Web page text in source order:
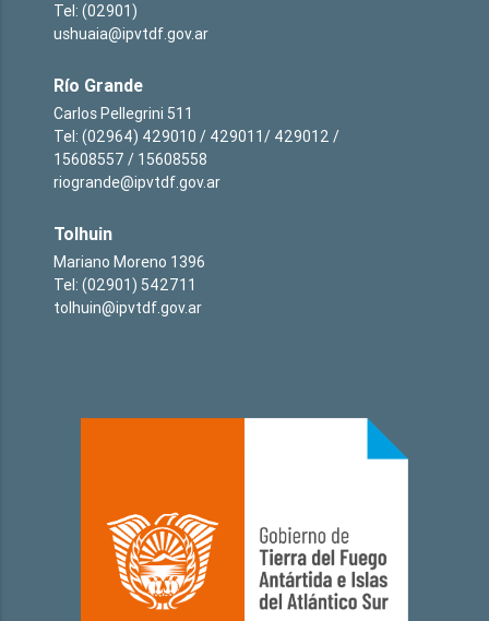
Tel: (02901)
ushuaia@ipvtdf.gov.ar
Río Grande
Carlos Pellegrini 511
Tel: (02964) 429010 / 429011/ 429012 /
15608557 / 15608558
riogrande@ipvtdf.gov.ar
Tolhuin
Mariano Moreno 1396
Tel: (02901) 542711
tolhuin@ipvtdf.gov.ar